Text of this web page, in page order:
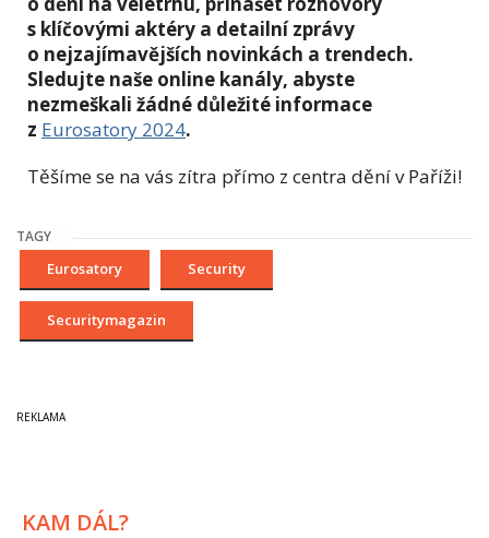
s klíčovými aktéry a detailní zprávy
o nejzajímavějších novinkách a trendech.
Sledujte naše online kanály, abyste
nezmeškali žádné důležité informace
z Eurosatory 2024.
Těšíme se na vás zítra přímo z centra dění v Paříži!
TAGY
Eurosatory Security
Securitymagazin
KAM DÁL?